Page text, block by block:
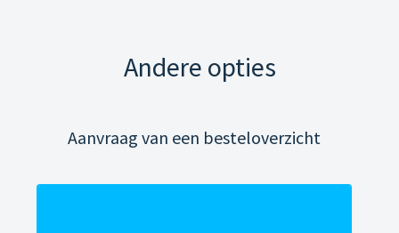
Andere opties
Aanvraag van een besteloverzicht